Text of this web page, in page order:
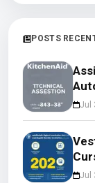
POSTS
Jul
Jul